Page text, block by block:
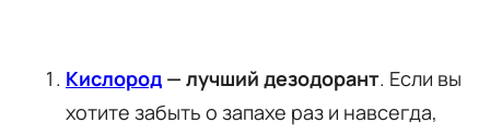
Кислород — лучший дезодорант. Если вы
хотите забыть о запахе раз и навсегда,